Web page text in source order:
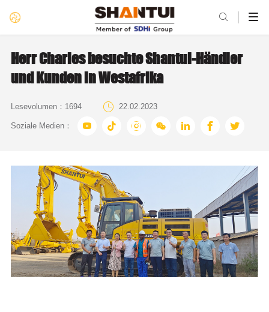

Herr Charles besuchte Shantui-Händler
und Kunden in Westafrika
Lesevolumen： 1694  22.02.2023
Soziale Medien：       